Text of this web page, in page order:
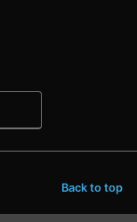
Back to top